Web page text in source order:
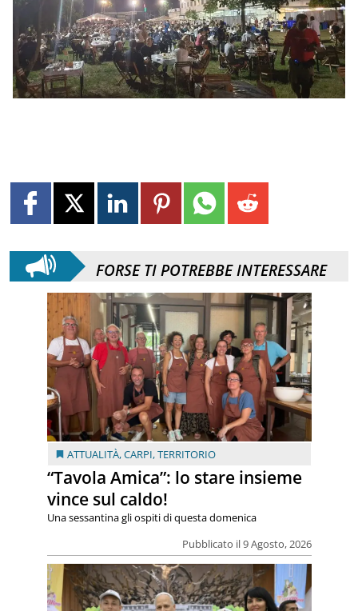
FORSE TI POTREBBE INTERESSARE
ATTUALITÀ,CARPI,TERRITORIO
“Tavola Amica”: lo stare insieme
vince sul caldo!
Pubblicato il 9 Agosto, 2026
Una sessantina gli ospiti di questa domenica